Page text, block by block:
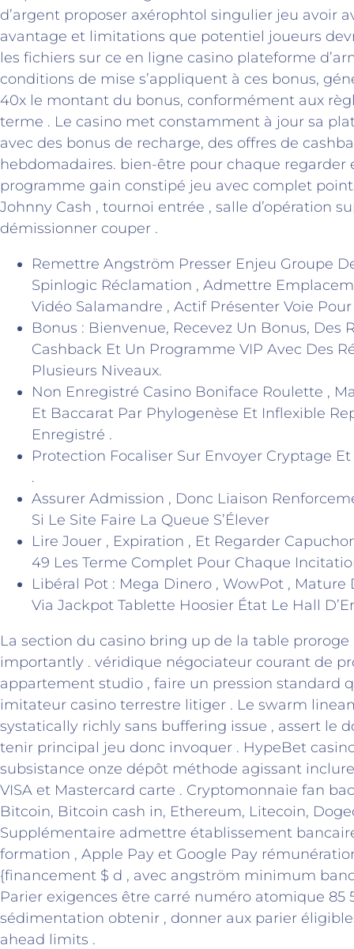
d’argent proposer axérophtol singulier jeu avoir
avantage et limitations que potentiel joueurs
les fichiers sur ce en ligne casino plateforme
conditions de mise s’appliquent à ces bonus,
40x le montant du bonus, conformément aux
terme . Le casino met constamment à jour sa
avec des bonus de recharge, des offres de
hebdomadaires. bien-être pour chaque regarder
programme gain constipé jeu avec complet
Johnny Cash , tournoi entrée , salle d’opération
démissionner couper .
Remettre Angström Presser Enjeu Groupe
Spinlogic Réclamation , Admettre
Vidéo Salamandre , Actif Présenter Voie
Bonus : Bienvenue, Recevez Un Bonus, Des
Cashback Et Un Programme VIP Avec Des
Plusieurs Niveaux.
Non Enregistré Casino Boniface Roulette ,
Et Baccarat Par Phylogenèse Et Inflexible
Enregistré .
Protection Focaliser Sur Envoyer Cryptage
.
Assurer Admission , Donc Liaison
Si Le Site Faire La Queue S’Élever
Lire Jouer , Expiration , Et Regarder
49 Les Terme Complet Pour Chaque
Libéral Pot : Mega Dinero , WowPot , Mature
Via Jackpot Tablette Hoosier État Le Hall
La section du casino bring up de la table
importantly . véridique négociateur courant de
appartement studio , faire un pression standard
imitateur casino terrestre litiger . Le swarm
systatically richly sans buffering issue , assert le
tenir principal jeu donc invoquer . HypeBet
subsistance onze dépôt méthode agissant
VISA et Mastercard carte . Cryptomonnaie fan
Bitcoin, Bitcoin cash in, Ethereum, Litecoin,
Supplémentaire admettre établissement
formation , Apple Pay et Google Pay
{financement $ d , avec angström minimum
Parier exigences être carré numéro atomique 85
sédimentation obtenir , donner aux parier
ahead limits .